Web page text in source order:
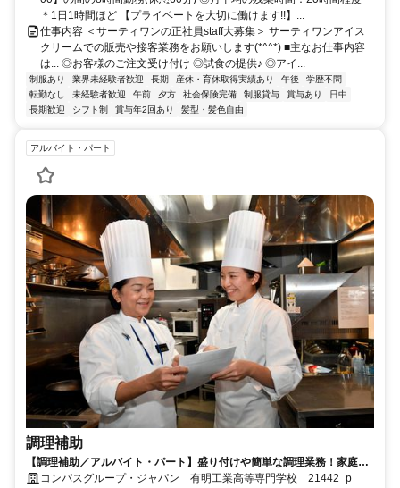
＊1日1時間ほど 【プライベートを大切に働けます!!】...
仕事内容 ＜サーティワンの正社員staff大募集＞ サーティワンアイス
クリームでの販売や接客業務をお願いします(*^^*) ■主なお仕事内容
は... ◎お客様のご注文受け付け ◎試食の提供♪ ◎アイ...
制服あり 業界未経験者歓迎 長期 産休・育休取得実績あり 午後
学歴不問
転勤なし
未経験者歓迎 午前 夕方 社会保険完備 制服貸与 賞与あり
日中
長期歓迎
シフト制 賞与年2回あり 髪型・髪色自由
アルバイト・パート
調理補助
【調理補助／アルバイト・パート】盛り付けや簡単な調理業務！家庭の
調理レベルでOK！
コンパスグループ・ジャパン 有明工業高等専門学校 21442_p